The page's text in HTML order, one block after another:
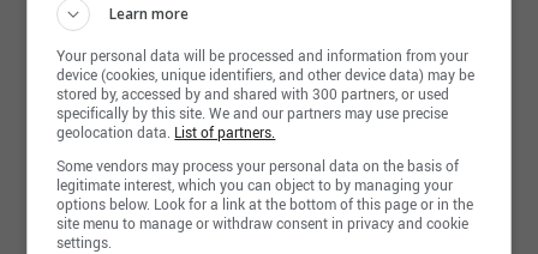
29 juillet 2026
Assembleur de véhicules
L'Expert Carrossier Rive-Sud / Le Carrossier Rive-
Sud
Lévis, QC
25 juillet 2026
Learn more
Your personal data will be processed and information from your
device (cookies, unique identifiers, and other device data) may be
stored by, accessed by and shared with 300 partners, or used
specifically by this site. We and our partners may use precise
geolocation data. List of partners.
Some vendors may process your personal data on the basis of
legitimate interest, which you can object to by managing your
options below. Look for a link at the bottom of this page or in the
site menu to manage or withdraw consent in privacy and cookie
settings.